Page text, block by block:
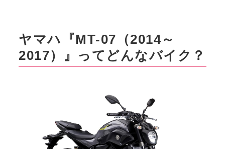
ヤマハ『MT-07（2014～
2017）』ってどんなバイク？